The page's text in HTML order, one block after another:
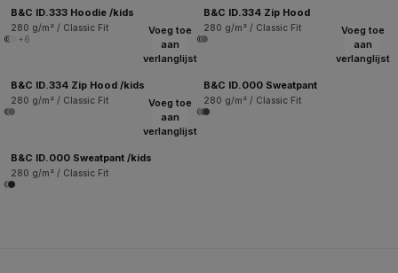
B&C ID.333 Hoodie /kids
280 g/m² / Classic Fit
+6
B&C ID.334 Zip Hood
280 g/m² / Classic Fit
Voeg toe
aan
verlanglijst
B&C ID.334 Zip Hood /kids
280 g/m² / Classic Fit
Voeg toe
aan
verlanglijst
B&C ID.000 Sweatpant
280 g/m² / Classic Fit
Voeg toe
aan
verlanglijst
B&C ID.000 Sweatpant /kids
280 g/m² / Classic Fit